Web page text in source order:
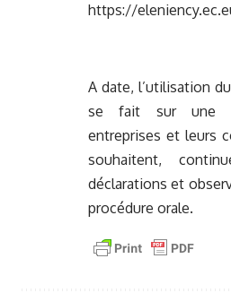
https://
A date, l’utilisation
se fait sur une
entreprises et leurs
souhaitent,
déclarations et
procédure orale.